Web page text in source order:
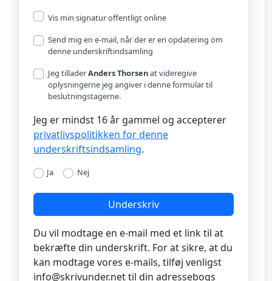
Vis min signatur offentligt online
Send mig en e-mail, når der er en opdatering om
denne underskriftindsamling
Jeg tilladerAnders Thorsenat videregive
oplysningerne jeg angiver i denne formular til
beslutningstagerne.
Jeg er mindst 16 år gammel og accepterer
privatlivspolitikken for denne
underskriftsindsamling.
Ja Nej
Underskriv
Du vil modtage en e-mail med et link til at
bekræfte din underskrift. For at sikre, at du
kan modtage vores e-mails, tilføj venligst
info@skrivunder.nettil din adressebogs